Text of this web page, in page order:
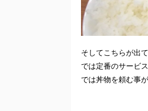
そしてこちらが出
では定番のサービ
では丼物を頼む事